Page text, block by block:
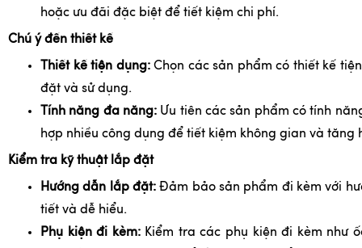
hoặc ưu đãi đặc biệt để tiết kiệm chi phí.
Chú ý đến thiết kế
Thiết kế tiện dụng:Chọn các sản phẩm có thiết kế
đặt và sử dụng.
Tính năng đa năng: Ưu tiên các sản phẩm có tính
hợp nhiều công dụng để tiết kiệm không gian và tăng
Kiểm tra kỹ thuật lắp đặt
Hướng dẫn lắp đặt: Đảm bảo sản phẩm đi kèm với
tiết và dễ hiểu.
Phụ kiện đi kèm:Kiểm tra các phụ kiện đi kèm như